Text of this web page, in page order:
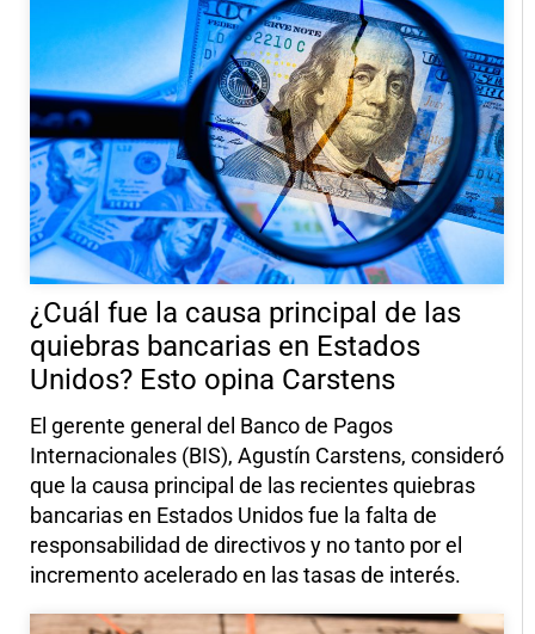
¿Cuál fue la causa principal de las
quiebras bancarias en Estados
Unidos? Esto opina Carstens
El gerente general del Banco de Pagos
Internacionales (BIS), Agustín Carstens, consideró
que la causa principal de las recientes quiebras
bancarias en Estados Unidos fue la falta de
responsabilidad de directivos y no tanto por el
incremento acelerado en las tasas de interés.